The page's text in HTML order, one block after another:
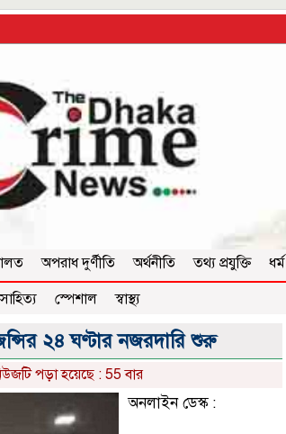
অপরাধ দুর্ণীতি অর্থনীতি তথ্য প্রযুক্তি ধর্ম
সাহিত্য স্পেশাল স্বাস্থ্য
২৪ ঘণ্টার নজরদারি শুরু
পড়া হয়েছে : 55 বার
অনলাইন ডেস্ক :